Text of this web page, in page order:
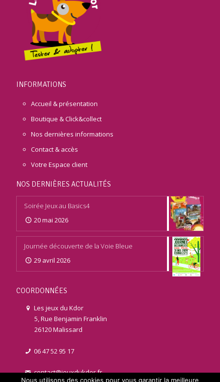
INFORMATIONS
Accueil & présentation
Boutique & Click&collect
Nos dernières informations
Contact & accès
Votre Espace client
NOS DERNIÈRES ACTUALITÉS
Soirée Jeux au Basics4
20 mai 2026
Journée découverte de la Voie Bleue
29 avril 2026
COORDONNÉES
Les jeux du Kdor
5, Rue Benjamin Franklin
26120 Malissard
06 47 52 95 17
contact@jeuxdukdor.fr
Nous utilisons des cookies pour vous garantir la meilleure